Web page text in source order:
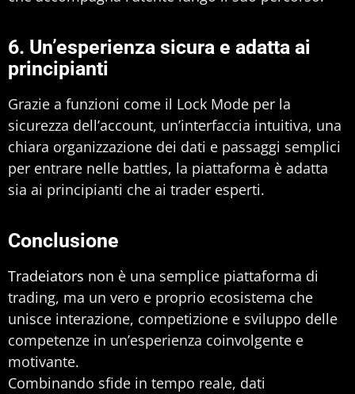
6. Un’esperienza sicura e adatta ai
principianti
Grazie a funzioni come il Lock Mode per la
sicurezza dell’account, un’interfaccia intuitiva, una
chiara organizzazione dei dati e passaggi semplici
per entrare nelle battles, la piattaforma è adatta
sia ai principianti che ai trader esperti.
Conclusione
Tradeiators non è una semplice piattaforma di
trading, ma un vero e proprio ecosistema che
unisce interazione, competizione e sviluppo delle
competenze in un’esperienza coinvolgente e
motivante.
Combinando sfide in tempo reale, dati